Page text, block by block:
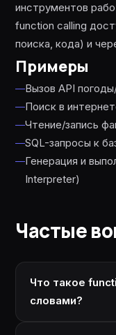
инструментов
function calling
поиска, кода) и
Примеры
Вызов API
Поиск в
Чтение/запись
SQL-запросы к
Генерация и
Interpreter)
Частые
Что такое
словами?